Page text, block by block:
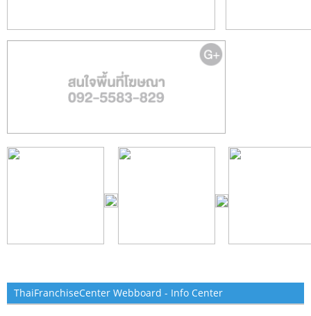
ThaiFranchiseCenter Webboard - Info Center